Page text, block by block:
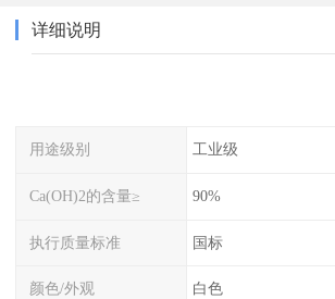
详细说明
用途级别 工业级
Ca(OH)2的含量≥ 90%
执行质量标准 国标
颜色/外观 白色